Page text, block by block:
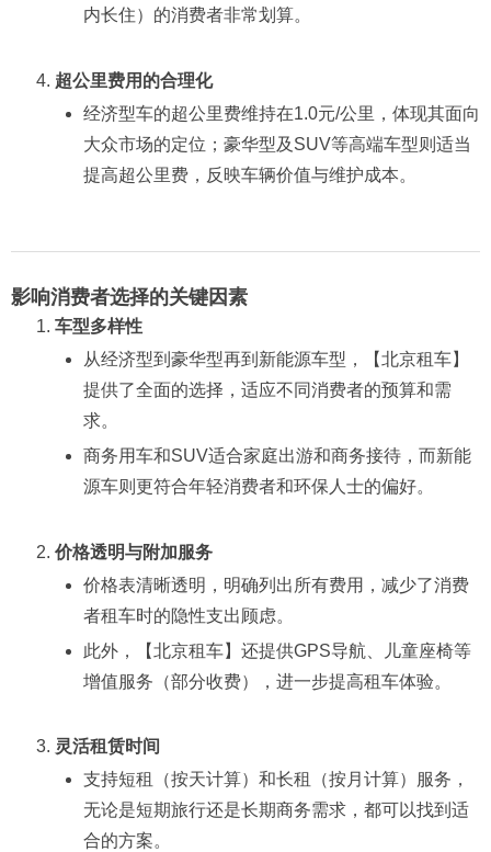
内长住）的消费者非常划算。
超公里费用的合理化
经济型车的超公里费维持在1.0元/公里，体现其面向
大众市场的定位；豪华型及SUV等高端车型则适当
提高超公里费，反映车辆价值与维护成本。
影响消费者选择的关键因素
车型多样性
从经济型到豪华型再到新能源车型，【北京租车】
提供了全面的选择，适应不同消费者的预算和需
求。
商务用车和SUV适合家庭出游和商务接待，而新能
源车则更符合年轻消费者和环保人士的偏好。
价格透明与附加服务
价格表清晰透明，明确列出所有费用，减少了消费
者租车时的隐性支出顾虑。
此外，【北京租车】还提供GPS导航、儿童座椅等
增值服务（部分收费），进一步提高租车体验。
灵活租赁时间
支持短租（按天计算）和长租（按月计算）服务，
无论是短期旅行还是长期商务需求，都可以找到适
合的方案。